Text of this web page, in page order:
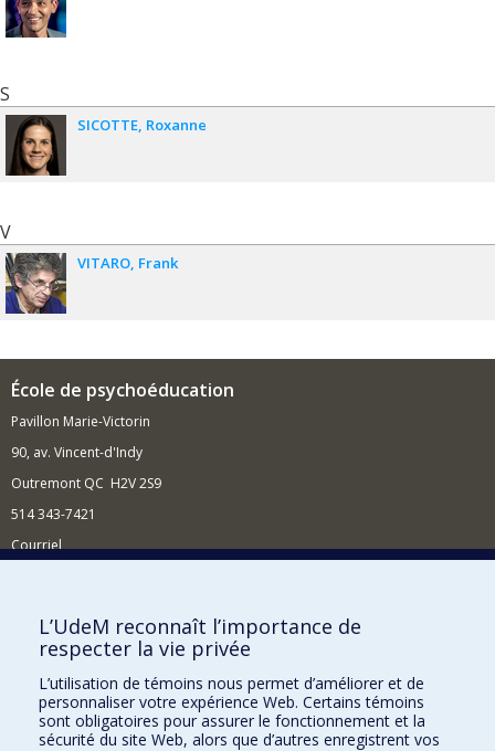
S
SICOTTE Roxanne
V
VITARO Frank
École de psychoéducation
Pavillon Marie-Victorin
90, av. Vincent-d'Indy
Outremont QC H2V 2S9
514 343-7421
Courriel
Comment soutenir l'École?
BESOIN D'AIDE?
Plan du site
Signaler une erreur
L’UdeM reconnaît l’importance de
respecter la vie privée
L’utilisation de témoins nous permet d’améliorer et de
personnaliser votre expérience Web. Certains témoins
sont obligatoires pour assurer le fonctionnement et la
sécurité du site Web, alors que d’autres enregistrent vos